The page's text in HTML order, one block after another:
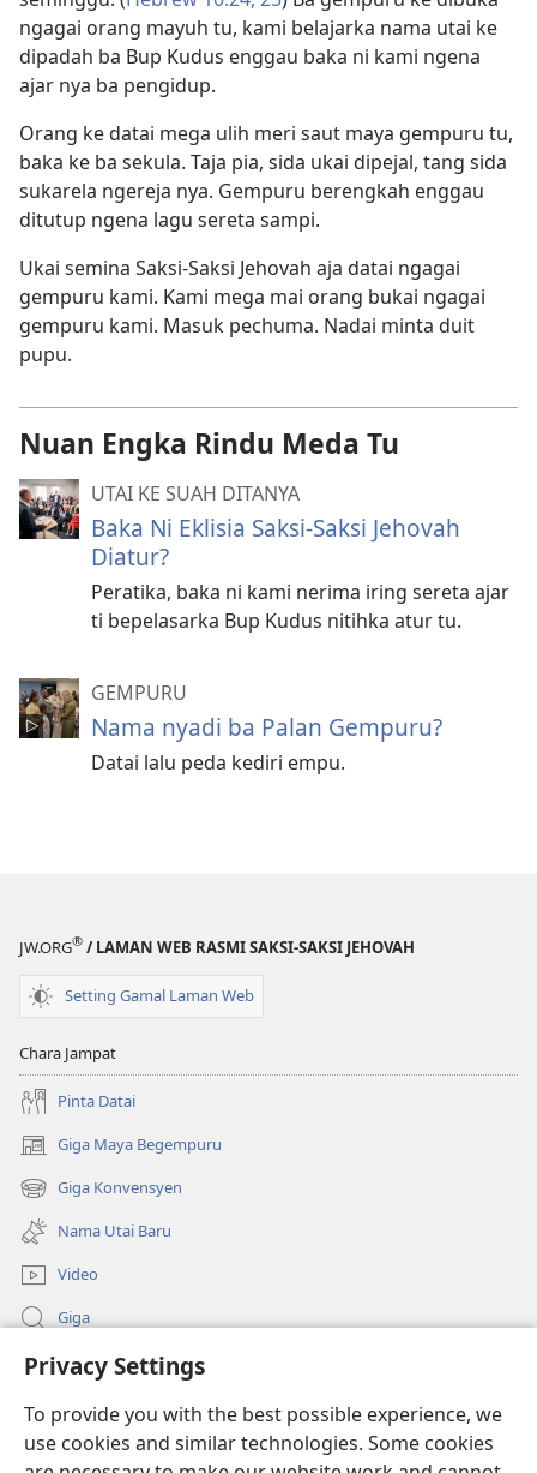
Privacy Settings
To provide you with the best possible experience, we
use cookies and similar technologies. Some cookies
ngagai orang mayuh tu, kami belajarka nama utai ke
dipadah ba Bup Kudus enggau baka ni kami ngena
ajar nya ba pengidup.
Orang ke datai mega ulih meri saut maya gempuru tu,
baka ke ba sekula. Taja pia, sida ukai dipejal, tang sida
sukarela ngereja nya. Gempuru berengkah enggau
ditutup ngena lagu sereta sampi.
Ukai semina Saksi-Saksi Jehovah aja datai ngagai
gempuru kami. Kami mega mai orang bukai ngagai
gempuru kami. Masuk pechuma. Nadai minta duit
pupu.
Nuan Engka Rindu Meda Tu
UTAI KE SUAH DITANYA
Baka Ni Eklisia Saksi-Saksi Jehovah
Diatur?
Peratika, baka ni kami nerima iring sereta ajar
ti bepelasarka Bup Kudus nitihka atur tu.
GEMPURU
Nama nyadi ba Palan Gempuru?
Datai lalu peda kediri empu.
JW.ORG® / LAMAN WEB RASMI SAKSI-SAKSI JEHOVAH
Setting Gamal Laman Web
Chara Jampat
Pinta Datai
Giga Maya Begempuru
(opens
new
window)
Giga Konvensyen
(opens
new
window)
Nama Utai Baru
Video
Giga
Penerang Global
Duit Pemeri
(opens
new